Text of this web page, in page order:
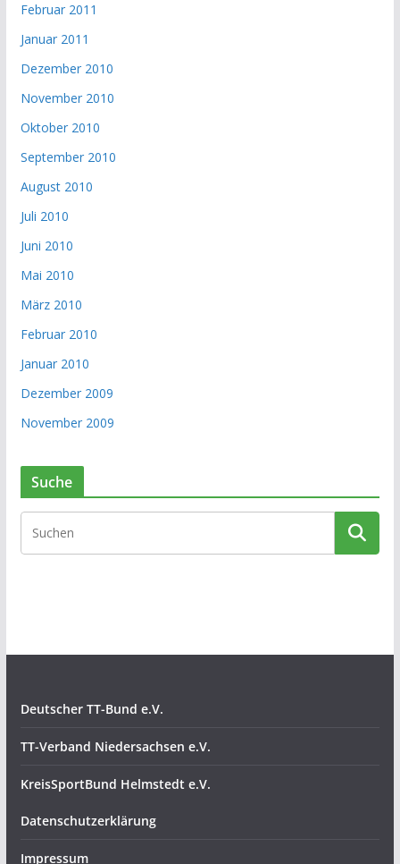
Februar 2011
Januar 2011
Dezember 2010
November 2010
Oktober 2010
September 2010
August 2010
Juli 2010
Juni 2010
Mai 2010
März 2010
Februar 2010
Januar 2010
Dezember 2009
November 2009
Suche
Deutscher TT-Bund e.V.
TT-Verband Niedersachsen e.V.
KreisSportBund Helmstedt e.V.
Datenschutzerklärung
Impressum